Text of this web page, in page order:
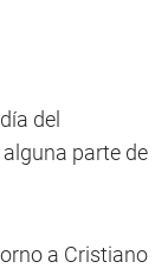
del
parte de
a Cristiano